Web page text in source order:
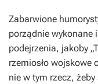
Zabarwione
porządnie wykonane
podejrzenia, jakoby
rzemiosło wojskowe
nie w tym rzecz,